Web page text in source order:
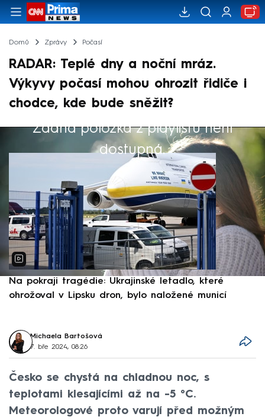
Domů Zprávy Počasí
RADAR: Teplé dny a noční mráz.
Výkyvy počasí mohou ohrozit řidiče i
chodce, kde bude sněžit?
Žádná položka z playlistu není
dostupná.
Výběr redakce
Na pokraji tragédie: Ukrajinské letadlo, které
ohrožoval v Lipsku dron, bylo naložené municí
Michaela Bartošová
7. bře 2024, 08:26
Česko se chystá na chladnou noc, s
teplotami klesajícími až na -5 °C.
Meteorologové proto varují před možným